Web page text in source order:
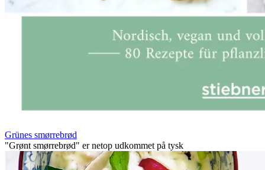
Grünes smørrebrød
"Grønt smørrebrød" er netop udkommet på tysk